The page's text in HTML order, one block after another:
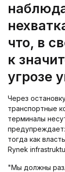
что, в
к
угрозе
Через
транспортные
терминалы
тогда как
Rynek
"Мы должны